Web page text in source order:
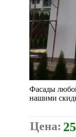
Фасады
нашими
Цена: